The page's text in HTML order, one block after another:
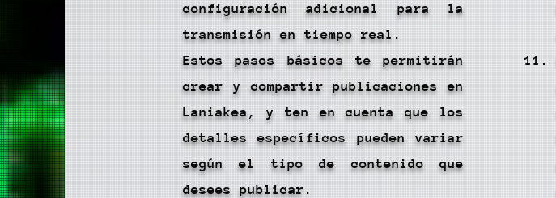
configuración adicional para la
transmisión en tiempo real.
Estos pasos básicos te permitirán
crear y compartir publicaciones en
Laniakea, y ten en cuenta que los
detalles específicos pueden variar
según el tipo de contenido que
desees publicar.